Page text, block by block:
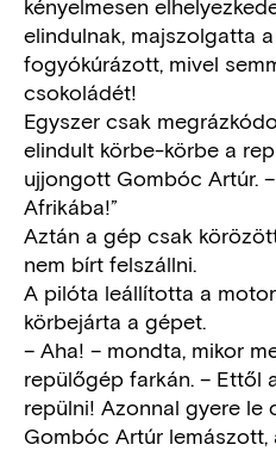
kényelmesen
elindulnak, majszolgatta
fogyókúrázott, mivel
csokoládét!
Egyszer csak
elindult körbe-körbe a
ujjongott Gombóc Artúr.
Afrikába!”
Aztán a gép csak
nem bírt felszállni.
A pilóta leállította a
körbejárta a gépet.
– Aha! – mondta, mikor
repülőgép farkán. – Ettől
repülni! Azonnal gyere le
Gombóc Artúr